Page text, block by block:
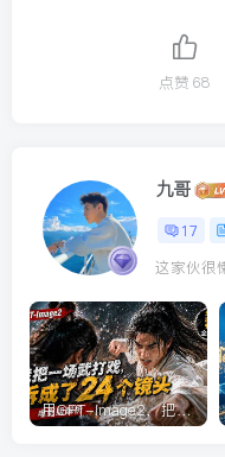
点赞 68
九哥
17
这家伙很
用GPT-Image2，把一段武打对决拆成24个连续镜头，从人物建立、动作衔接、运镜节奏，到情绪爆发